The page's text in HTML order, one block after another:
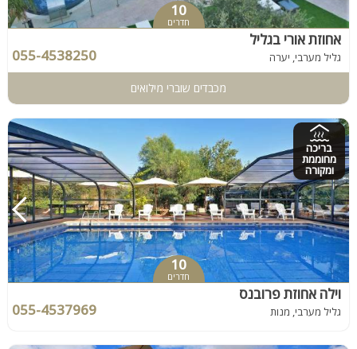
10
חדרים
אחוזת אורי בגליל
גליל מערבי, יערה 055-4538250
מכבדים שוברי מילואים
בריכה
מחוממת
ומקורה
10
חדרים
וילה אחוזת פרובנס
גליל מערבי, מנות 055-4537969